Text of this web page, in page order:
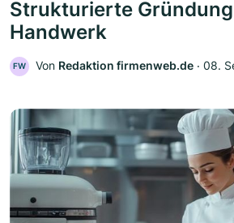
Strukturierte
Handwerk
FW Von Redaktion firmenweb.de ‧ 08.